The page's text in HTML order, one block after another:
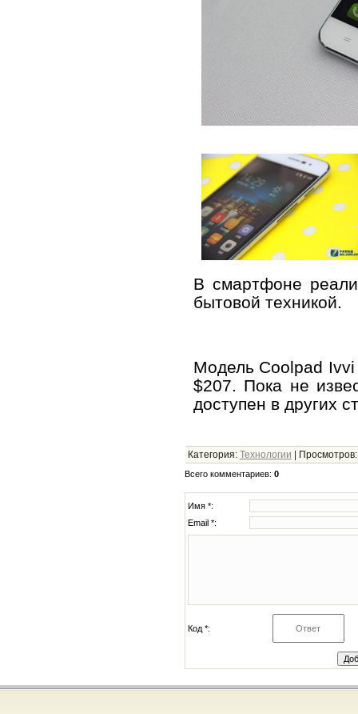
В смартфоне
бытовой техникой.
Модель Coolpad Ivvi
$207. Пока не
доступен в других
Категория: Технологии Просмотров
Всего комментариев: 0
Имя *:
Email *:
Код *: